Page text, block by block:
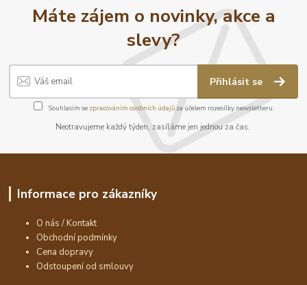
Máte zájem o novinky, akce a
slevy?
Přihlásit se
Souhlasím se zpracováním osobních údajůza účelem rozesílky newsletteru.
Neotravujeme každý týden, zasíláme jen jednou za čas.
Informace pro zákazníky
O nás / Kontakt
Obchodní podmínky
Cena dopravy
Odstoupení od smlouvy